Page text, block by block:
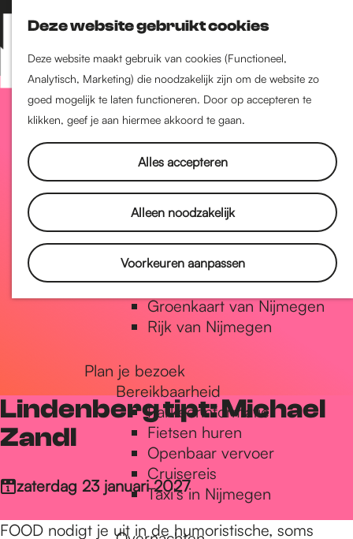
Deze website gebruikt cookies
Deze website maakt gebruik van cookies (Functioneel,
Analytisch, Marketing) die noodzakelijk zijn om de website zo
goed mogelijk te laten functioneren. Door op accepteren te
klikken, geef je aan hiermee akkoord te gaan.
Alles accepteren
Alleen noodzakelijk
Voorkeuren aanpassen
Z
o
e
k
e
K
a
a
r
t
M
e
n
Nijmegen-Nieuw-West
Nijmegen-Oud-West
Dukenburg
Lindenholt
Historie
De oudste stad van
Nederland
Historische tijdlijn
Romeinse Limes
Vrede van Nijmegen Penning
Natuur in Nijmegen
Groenkaart van Nijmegen
Rijk van Nijmegen
Plan je bezoek
Bereikbaarheid
Parkeerinformatie
Fietsen huren
Openbaar vervoer
Cruisereis
Taxi's in Nijmegen
Lindenberg tipt: Michael
Zandl
zaterdag 23 januari 2027
FOOD nodigt je uit in de humoristische, soms